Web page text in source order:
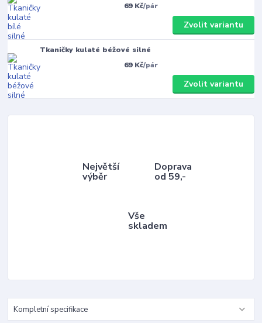
69 Kč/pár
Zvolit variantu
Tkaničky kulaté béžové silné
69 Kč/pár
Zvolit variantu
Největší
výběr
Doprava
od 59,-
Vše
skladem
Kompletní specifikace